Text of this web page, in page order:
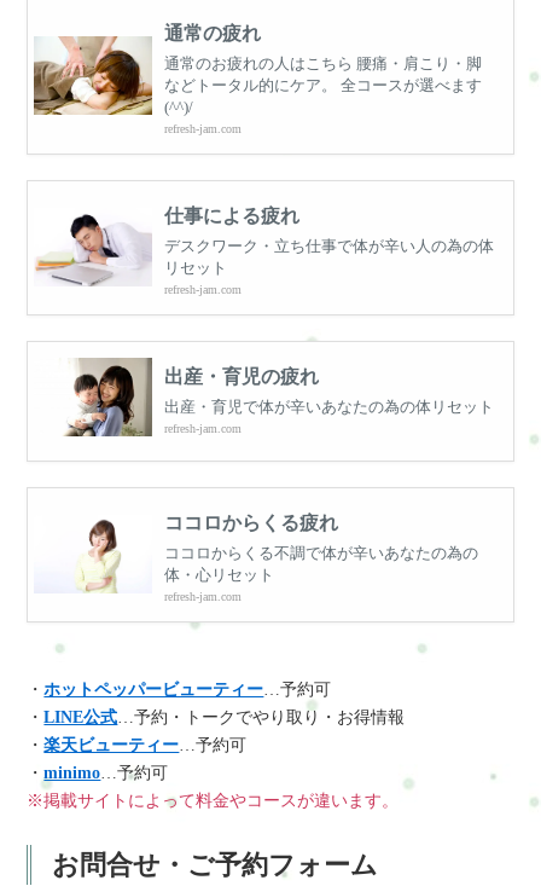
通常の疲れ
通常のお疲れの人はこちら 腰痛・肩こり・脚
などトータル的にケア。 全コースが選べます
(^^)/
refresh-jam.com
仕事による疲れ
デスクワーク・立ち仕事で体が辛い人の為の体
リセット
refresh-jam.com
出産・育児の疲れ
出産・育児で体が辛いあなたの為の体リセット
refresh-jam.com
ココロからくる疲れ
ココロからくる不調で体が辛いあなたの為の
体・心リセット
refresh-jam.com
・ホットペッパービューティー …予約可
・LINE公式 …予約・トークでやり取り・お得情報
・楽天ビューティー …予約可
・minimo …予約可
※掲載サイトによって料金やコースが違います。
お問合せ・ご予約フォーム